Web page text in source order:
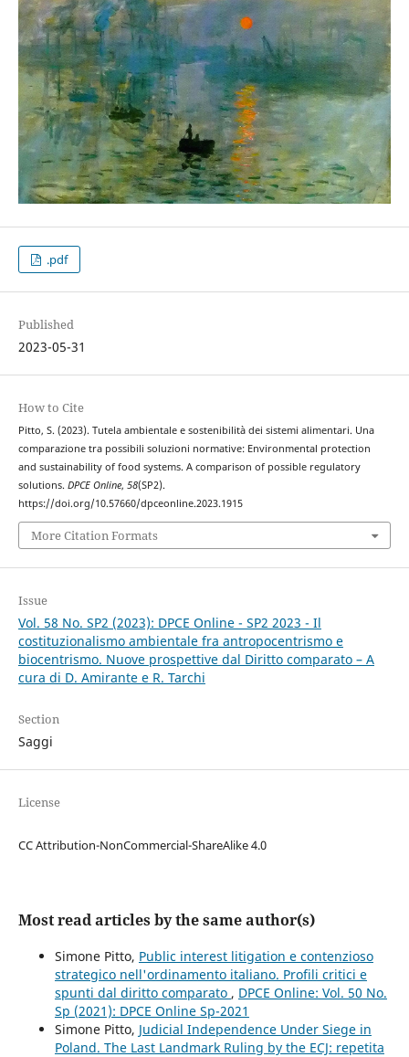
.pdf
Published
2023-05-31
How to Cite
Pitto, S. (2023). Tutela ambientale e sostenibilità dei sistemi alimentari. Una
comparazione tra possibili soluzioni normative: Environmental protection
and sustainability of food systems. A comparison of possible regulatory
solutions. DPCE Online, 58(SP2).
https://doi.org/10.57660/dpceonline.2023.1915
More Citation Formats
Issue
Vol. 58 No. SP2 (2023): DPCE Online - SP2 2023 - Il
costituzionalismo ambientale fra antropocentrismo e
biocentrismo. Nuove prospettive dal Diritto comparato – A
cura di D. Amirante e R. Tarchi
Section
Saggi
License
CC Attribution-NonCommercial-ShareAlike 4.0
Most read articles by the same author(s)
Simone Pitto, Public interest litigation e contenzioso
strategico nell'ordinamento italiano. Profili critici e
spunti dal diritto comparato , DPCE Online: Vol. 50 No.
Sp (2021): DPCE Online Sp-2021
Simone Pitto, Judicial Independence Under Siege in
Poland. The Last Landmark Ruling by the ECJ: repetita